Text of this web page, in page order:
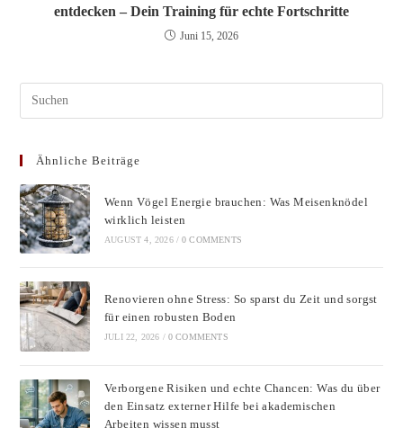
entdecken – Dein Training für echte Fortschritte
Juni 15, 2026
Ähnliche Beiträge
Wenn Vögel Energie brauchen: Was Meisenknödel
wirklich leisten
AUGUST 4, 2026 / 0 COMMENTS
Renovieren ohne Stress: So sparst du Zeit und sorgst
für einen robusten Boden
JULI 22, 2026 / 0 COMMENTS
Verborgene Risiken und echte Chancen: Was du über
den Einsatz externer Hilfe bei akademischen
Arbeiten wissen musst